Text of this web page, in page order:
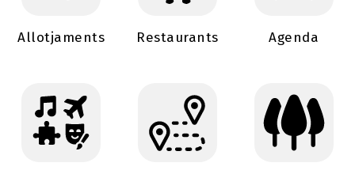
Allotjaments Restaurants Agenda